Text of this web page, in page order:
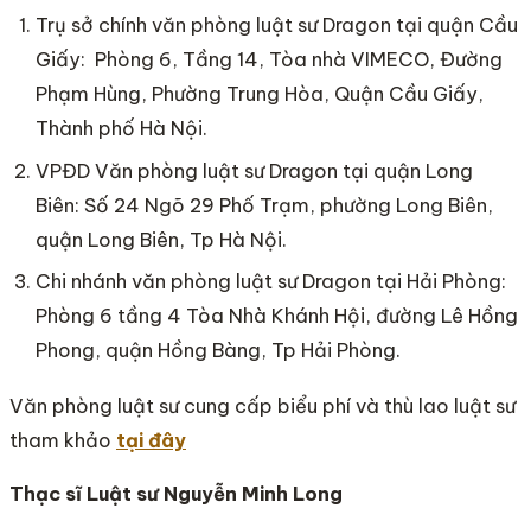
Trụ sở chính văn phòng luật sư Dragon tại quận Cầu
Giấy: Phòng 6, Tầng 14, Tòa nhà VIMECO, Đường
Phạm Hùng, Phường Trung Hòa, Quận Cầu Giấy,
Thành phố Hà Nội.
VPĐD Văn phòng luật sư Dragon tại quận Long
Biên: Số 24 Ngõ 29 Phố Trạm, phường Long Biên,
quận Long Biên, Tp Hà Nội.
Chi nhánh văn phòng luật sư Dragon tại Hải Phòng:
Phòng 6 tầng 4 Tòa Nhà Khánh Hội, đường Lê Hồng
Phong, quận Hồng Bàng, Tp Hải Phòng.
Văn phòng luật sư cung cấp biểu phí và thù lao luật sư
tham khảo tại đây
Thạc sĩ Luật sư Nguyễn Minh Long